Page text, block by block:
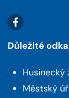
Důležité
Husinecký
Městský